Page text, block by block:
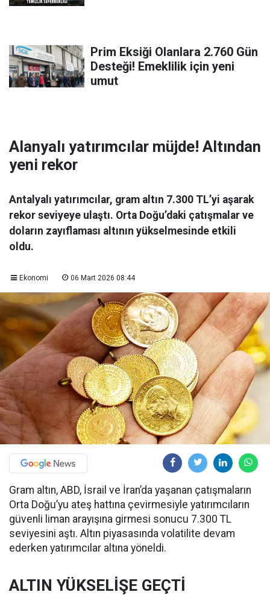
Prim Eksiği Olanlara 2.760 Gün
Desteği! Emeklilik için yeni
umut
Alanyalı yatırımcılar müjde! Altından
yeni rekor
Antalyalı yatırımcılar, gram altın 7.300 TL’yi aşarak
rekor seviyeye ulaştı. Orta Doğu’daki çatışmalar ve
doların zayıflaması altının yükselmesinde etkili
oldu.
Ekonomi 06 Mart 2026 08:44
Gram altın, ABD, İsrail ve İran’da yaşanan çatışmaların
Orta Doğu’yu ateş hattına çevirmesiyle yatırımcıların
güvenli liman arayışına girmesi sonucu 7.300 TL
seviyesini aştı. Altın piyasasında volatilite devam
ederken yatırımcılar altına yöneldi.
ALTIN YÜKSELİŞE GEÇTİ